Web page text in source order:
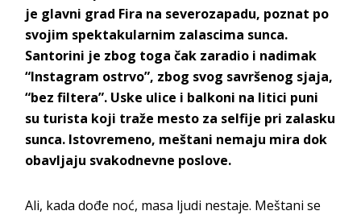
je glavni grad Fira na severozapadu, poznat po
svojim spektakularnim zalascima sunca.
Santorini je zbog toga čak zaradio i nadimak
“Instagram ostrvo”, zbog svog savršenog sjaja,
“bez filtera”. Uske ulice i balkoni na litici puni
su turista koji traže mesto za selfije pri zalasku
sunca. Istovremeno, meštani nemaju mira dok
obavljaju svakodnevne poslove.
Ali, kada dođe noć, masa ljudi nestaje. Meštani se